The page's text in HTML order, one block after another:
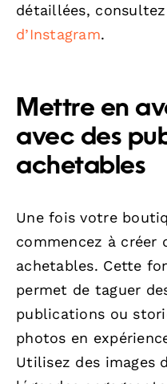
détaillées,
d’Instagram.
Mettre en
avec des
achetables
Une fois votre
commencez à créer
achetables. Cette
permet de taguer
publications ou
photos en
Utilisez des images